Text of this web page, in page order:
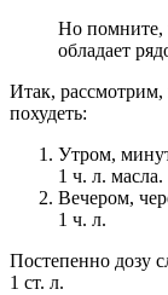
Но помните,
обладает
Итак, рассмотрим,
похудеть:
Утром,
1 ч. л. масла.
Вечером,
1 ч. л.
Постепенно дозу
1 ст. л.